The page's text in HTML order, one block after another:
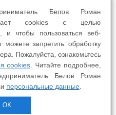
Ломоносова 5Б
Профсоюзная 7А
- Шины Диски Сервис
Белов Роман
cookies с целью
и чтобы пользоваться веб-
запретить обработку
Пожалуйста, ознакомьтесь
cookies . Читайте подробнее,
Белов Роман
персональные данные
ОК